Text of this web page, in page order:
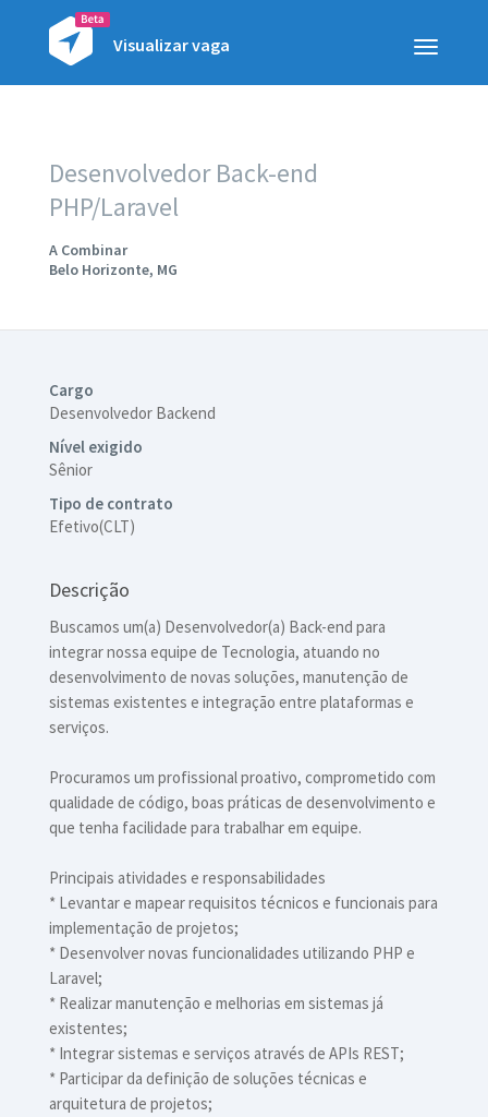
Toggle
Visualizar vaga
Desenvolvedor Back-end
PHP/Laravel
A Combinar
Belo Horizonte, MG
Cargo
Desenvolvedor Backend
Nível exigido
Sênior
Tipo de contrato
Efetivo(CLT)
Descrição
Buscamos um(a) Desenvolvedor(a) Back-end para
integrar nossa equipe de Tecnologia, atuando no
desenvolvimento de novas soluções, manutenção de
sistemas existentes e integração entre plataformas e
serviços.
Procuramos um profissional proativo, comprometido com
qualidade de código, boas práticas de desenvolvimento e
que tenha facilidade para trabalhar em equipe.
Principais atividades e responsabilidades
* Levantar e mapear requisitos técnicos e funcionais para
implementação de projetos;
* Desenvolver novas funcionalidades utilizando PHP e
Laravel;
* Realizar manutenção e melhorias em sistemas já
existentes;
* Integrar sistemas e serviços através de APIs REST;
* Participar da definição de soluções técnicas e
arquitetura de projetos;